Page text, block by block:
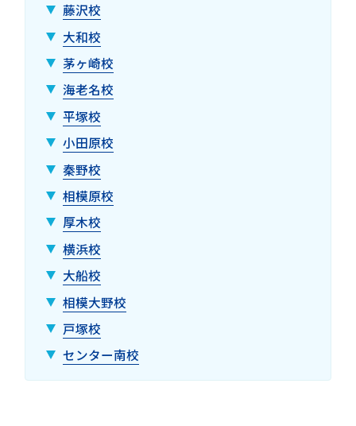
藤沢校
大和校
茅ヶ崎校
海老名校
平塚校
小田原校
秦野校
相模原校
厚木校
横浜校
大船校
相模大野校
戸塚校
センター南校